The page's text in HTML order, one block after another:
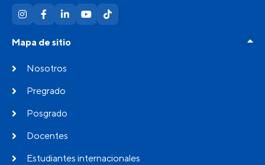
Mapa de sitio
Nosotros
Pregrado
Posgrado
Docentes
Estudiantes internacionales